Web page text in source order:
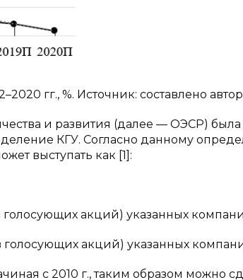
гг., %. Источник: составлено
и развития (далее — ОЭСР) была
КГУ. Согласно данному
выступать как [1]:
голосующих акций) указанных
голосующих акций) указанных
с 2010 г., таким образом можно